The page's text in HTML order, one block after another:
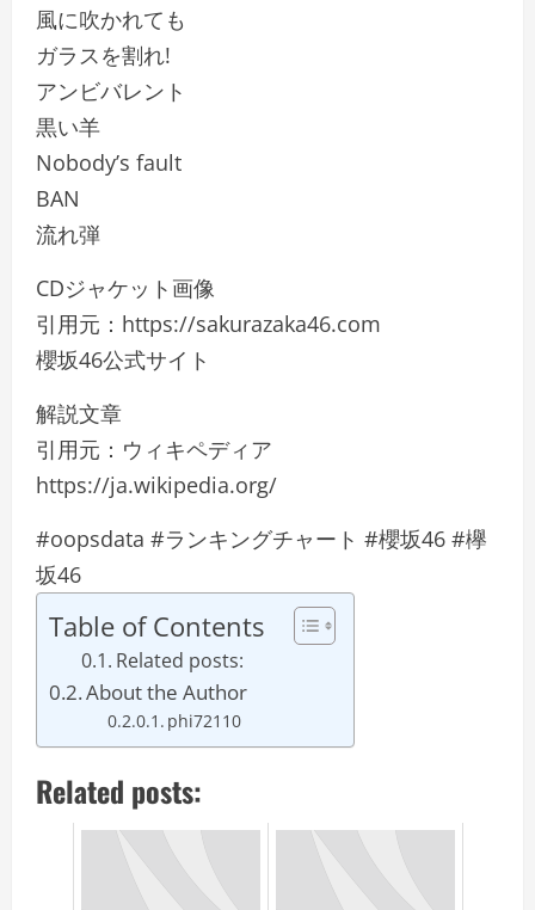
風に吹かれても
ガラスを割れ!
アンビバレント
黒い羊
Nobody’s fault
BAN
流れ弾
CDジャケット画像
引用元：https://sakurazaka46.com
櫻坂46公式サイト
解説文章
引用元：ウィキペディア
https://ja.wikipedia.org/
#oopsdata #ランキングチャート #櫻坂46 #欅
坂46
Table of Contents
Related posts:
About the Author
phi72110
Related posts: